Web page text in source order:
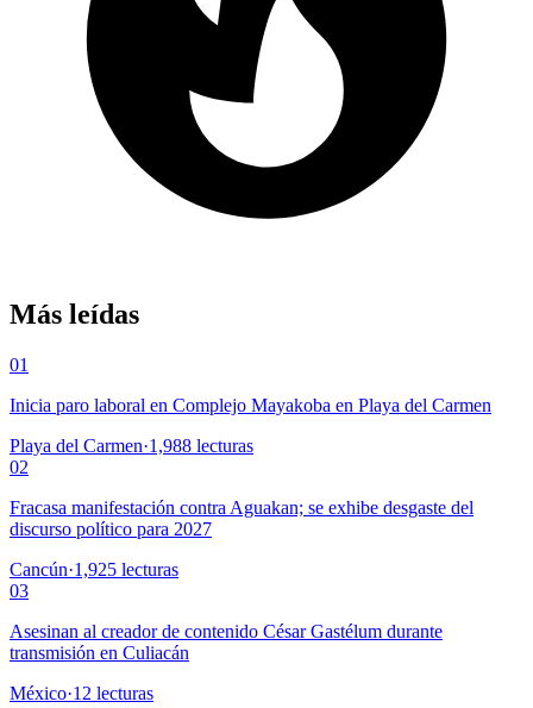
Más leídas
01
Inicia paro laboral en Complejo Mayakoba en Playa del Carmen
Playa del Carmen·1,988 lecturas
02
Fracasa manifestación contra Aguakan; se exhibe desgaste del
discurso político para 2027
Cancún·1,925 lecturas
03
Asesinan al creador de contenido César Gastélum durante
transmisión en Culiacán
México·12 lecturas